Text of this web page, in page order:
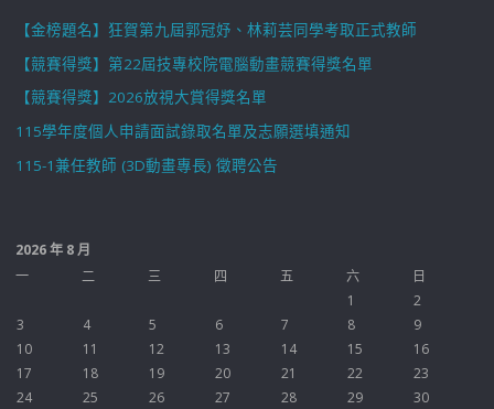
【金榜題名】狂賀第九屆郭冠妤、林莉芸同學考取正式教師
【競賽得獎】第22屆技專校院電腦動畫競賽得獎名單
【競賽得獎】2026放視大賞得獎名單
115學年度個人申請面試錄取名單及志願選填通知
115-1兼任教師 (3D動畫專長) 徵聘公告
2026 年 8 月
一
二 三 四 五 六
日
1
2
3
4 5 6 7 8
9
10
11 12 13 14 15
16
17
18 19 20 21 22
23
24
25 26 27 28 29
30